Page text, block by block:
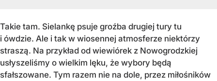
Takie tam. Sielankę psuje groźba drugiej tury tu
i ówdzie. Ale i tak w wiosennej atmosferze niektórzy
straszą. Na przykład od wiewiórek z Nowogrodzkiej
usłyszeliśmy o wielkim lęku, że wybory będą
sfałszowane. Tym razem nie na dole, przez miłośników